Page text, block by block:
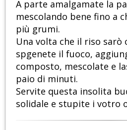
A parte amalgamate la
mescolando bene fino a
più grumi.
Una volta che il riso sarò
spgenete il fuoco,
composto, mescolate e
paio di minuti.
Servite questa insolita
solidale e stupite i votro